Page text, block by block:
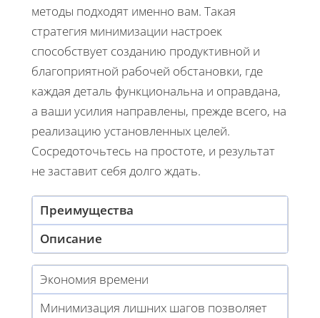
методы подходят именно вам. Такая
стратегия минимизации настроек
способствует созданию продуктивной и
благоприятной рабочей обстановки, где
каждая деталь функциональна и оправдана,
а ваши усилия направлены, прежде всего, на
реализацию установленных целей.
Сосредоточьтесь на простоте, и результат
не заставит себя долго ждать.
Преимущества
Описание
Экономия времени
Минимизация лишних шагов позволяет